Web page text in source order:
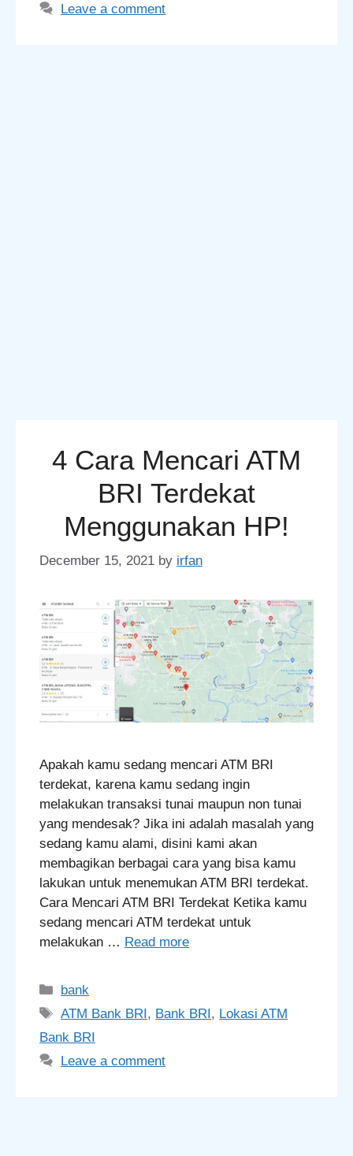
Leave a comment
4 Cara Mencari ATM
BRI Terdekat
Menggunakan HP!
December 15, 2021 by irfan
Apakah kamu sedang mencari ATM BRI
terdekat, karena kamu sedang ingin
melakukan transaksi tunai maupun non tunai
yang mendesak? Jika ini adalah masalah yang
sedang kamu alami, disini kami akan
membagikan berbagai cara yang bisa kamu
lakukan untuk menemukan ATM BRI terdekat.
Cara Mencari ATM BRI Terdekat Ketika kamu
sedang mencari ATM terdekat untuk
melakukan … Read more
Categories
bank
Tags
ATM Bank BRI, Bank BRI, Lokasi ATM
Bank BRI
Leave a comment